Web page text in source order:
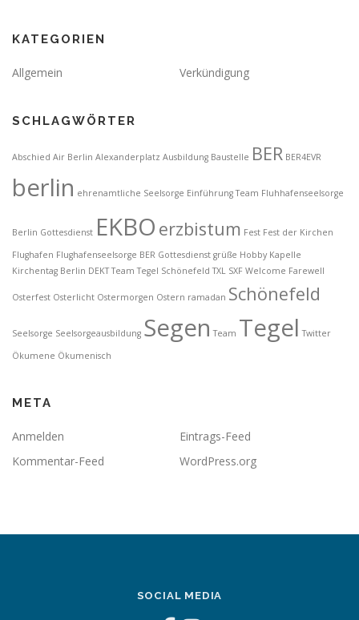
KATEGORIEN
Allgemein Verkündigung
SCHLAGWÖRTER
Abschied Air Berlin Alexanderplatz Ausbildung Baustelle BER BER4EVR
berlin ehrenamtliche Seelsorge Einführung Team Fluhhafenseelsorge
Berlin Gottesdienst EKBO erzbistum Fest Fest der Kirchen
Flughafen Flughafenseelsorge BER Gottesdienst grüße Hobby Kapelle
Kirchentag Berlin DEKT Team Tegel Schönefeld TXL SXF Welcome Farewell
Osterfest Osterlicht Ostermorgen Ostern ramadan Schönefeld
Seelsorge Seelsorgeausbildung Segen Team Tegel Twitter
Ökumene Ökumenisch
META
Anmelden
Eintrags-Feed
Kommentar-Feed
WordPress.org
SOCIAL MEDIA